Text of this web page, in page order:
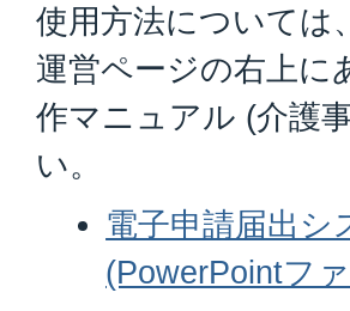
使用方法については
運営ページの右上に
作マニュアル (介護
い。
電子申請届出
(PowerPointフ